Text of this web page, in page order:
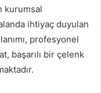
kurumsal
ihtiyaç duyulan
profesyonel
başarılı bir çelenk